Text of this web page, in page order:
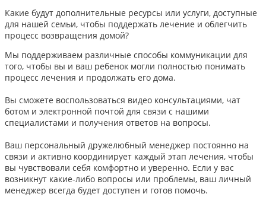
Какие будут дополнительные ресурсы или услуги, доступные
для нашей семьи, чтобы поддержать лечение и облегчить
процесс возвращения домой?
Мы поддерживаем различные способы коммуникации для
того, чтобы вы и ваш ребенок могли полностью понимать
процесс лечения и продолжать его дома.
Вы сможете воспользоваться видео консультациями, чат
ботом и электронной почтой для связи с нашими
специалистами и получения ответов на вопросы.
Ваш персональный дружелюбный менеджер постоянно на
связи и активно координирует каждый этап лечения, чтобы
вы чувствовали себя комфортно и уверенно. Если у вас
возникнут какие-либо вопросы или проблемы, ваш личный
менеджер всегда будет доступен и готов помочь.